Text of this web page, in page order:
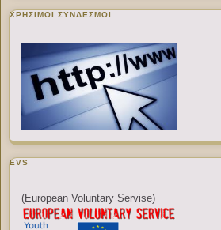
ΧΡΉΣΙΜΟΙ ΣΎΝΔΕΣΜΟΙ
EVS
(European Voluntary Servise)